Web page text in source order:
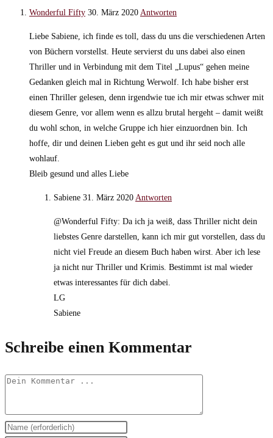
Wonderful Fifty 30. März 2020 Antworten
Liebe Sabiene, ich finde es toll, dass du uns die verschiedenen Arten
von Büchern vorstellst. Heute servierst du uns dabei also einen
Thriller und in Verbindung mit dem Titel „Lupus“ gehen meine
Gedanken gleich mal in Richtung Werwolf. Ich habe bisher erst
einen Thriller gelesen, denn irgendwie tue ich mir etwas schwer mit
diesem Genre, vor allem wenn es allzu brutal hergeht – damit weißt
du wohl schon, in welche Gruppe ich hier einzuordnen bin. Ich
hoffe, dir und deinen Lieben geht es gut und ihr seid noch alle
wohlauf.
Bleib gesund und alles Liebe
Sabiene 31. März 2020 Antworten
@Wonderful Fifty: Da ich ja weiß, dass Thriller nicht dein
liebstes Genre darstellen, kann ich mir gut vorstellen, dass du
nicht viel Freude an diesem Buch haben wirst. Aber ich lese
ja nicht nur Thriller und Krimis. Bestimmt ist mal wieder
etwas interessantes für dich dabei.
LG
Sabiene
Schreibe einen Kommentar
Kommentieren
Gib